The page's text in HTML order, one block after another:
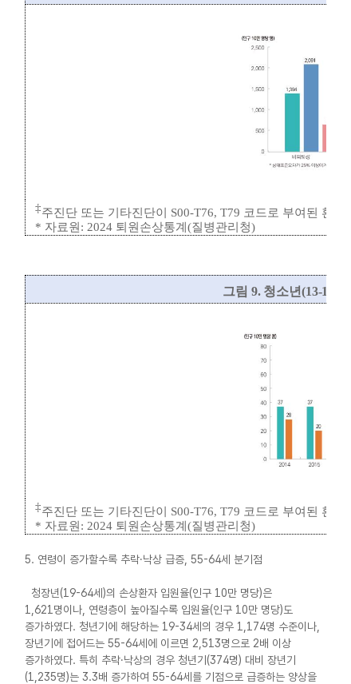
‡주진단 또는 기타진단이 S00-T76, T79 코드로 부여된 환자
* 자료원 : 2024 퇴원손상통계 (질병관리청)
그림 9. 청소년(13-18
‡주진단 또는 기타진단이 S00-T76, T79 코드로 부여된 환자
* 자료원 : 2024 퇴원손상통계 (질병관리청)
5. 연령이 증가할수록 추락·낙상 급증, 55-64세 분기점
청장년(19-64세)의 손상환자 입원율(인구 10만 명당)은
1,621명이나, 연령층이 높아질수록 입원율(인구 10만 명당)도
증가하였다. 청년기에 해당하는 19-34세의 경우 1,174명 수준이나,
장년기에 접어드는 55-64세에 이르면 2,513명으로 2배 이상
증가하였다. 특히 추락·낙상의 경우 청년기(374명) 대비 장년기
(1,235명)는 3.3배 증가하여 55-64세를 기점으로 급증하는 양상을